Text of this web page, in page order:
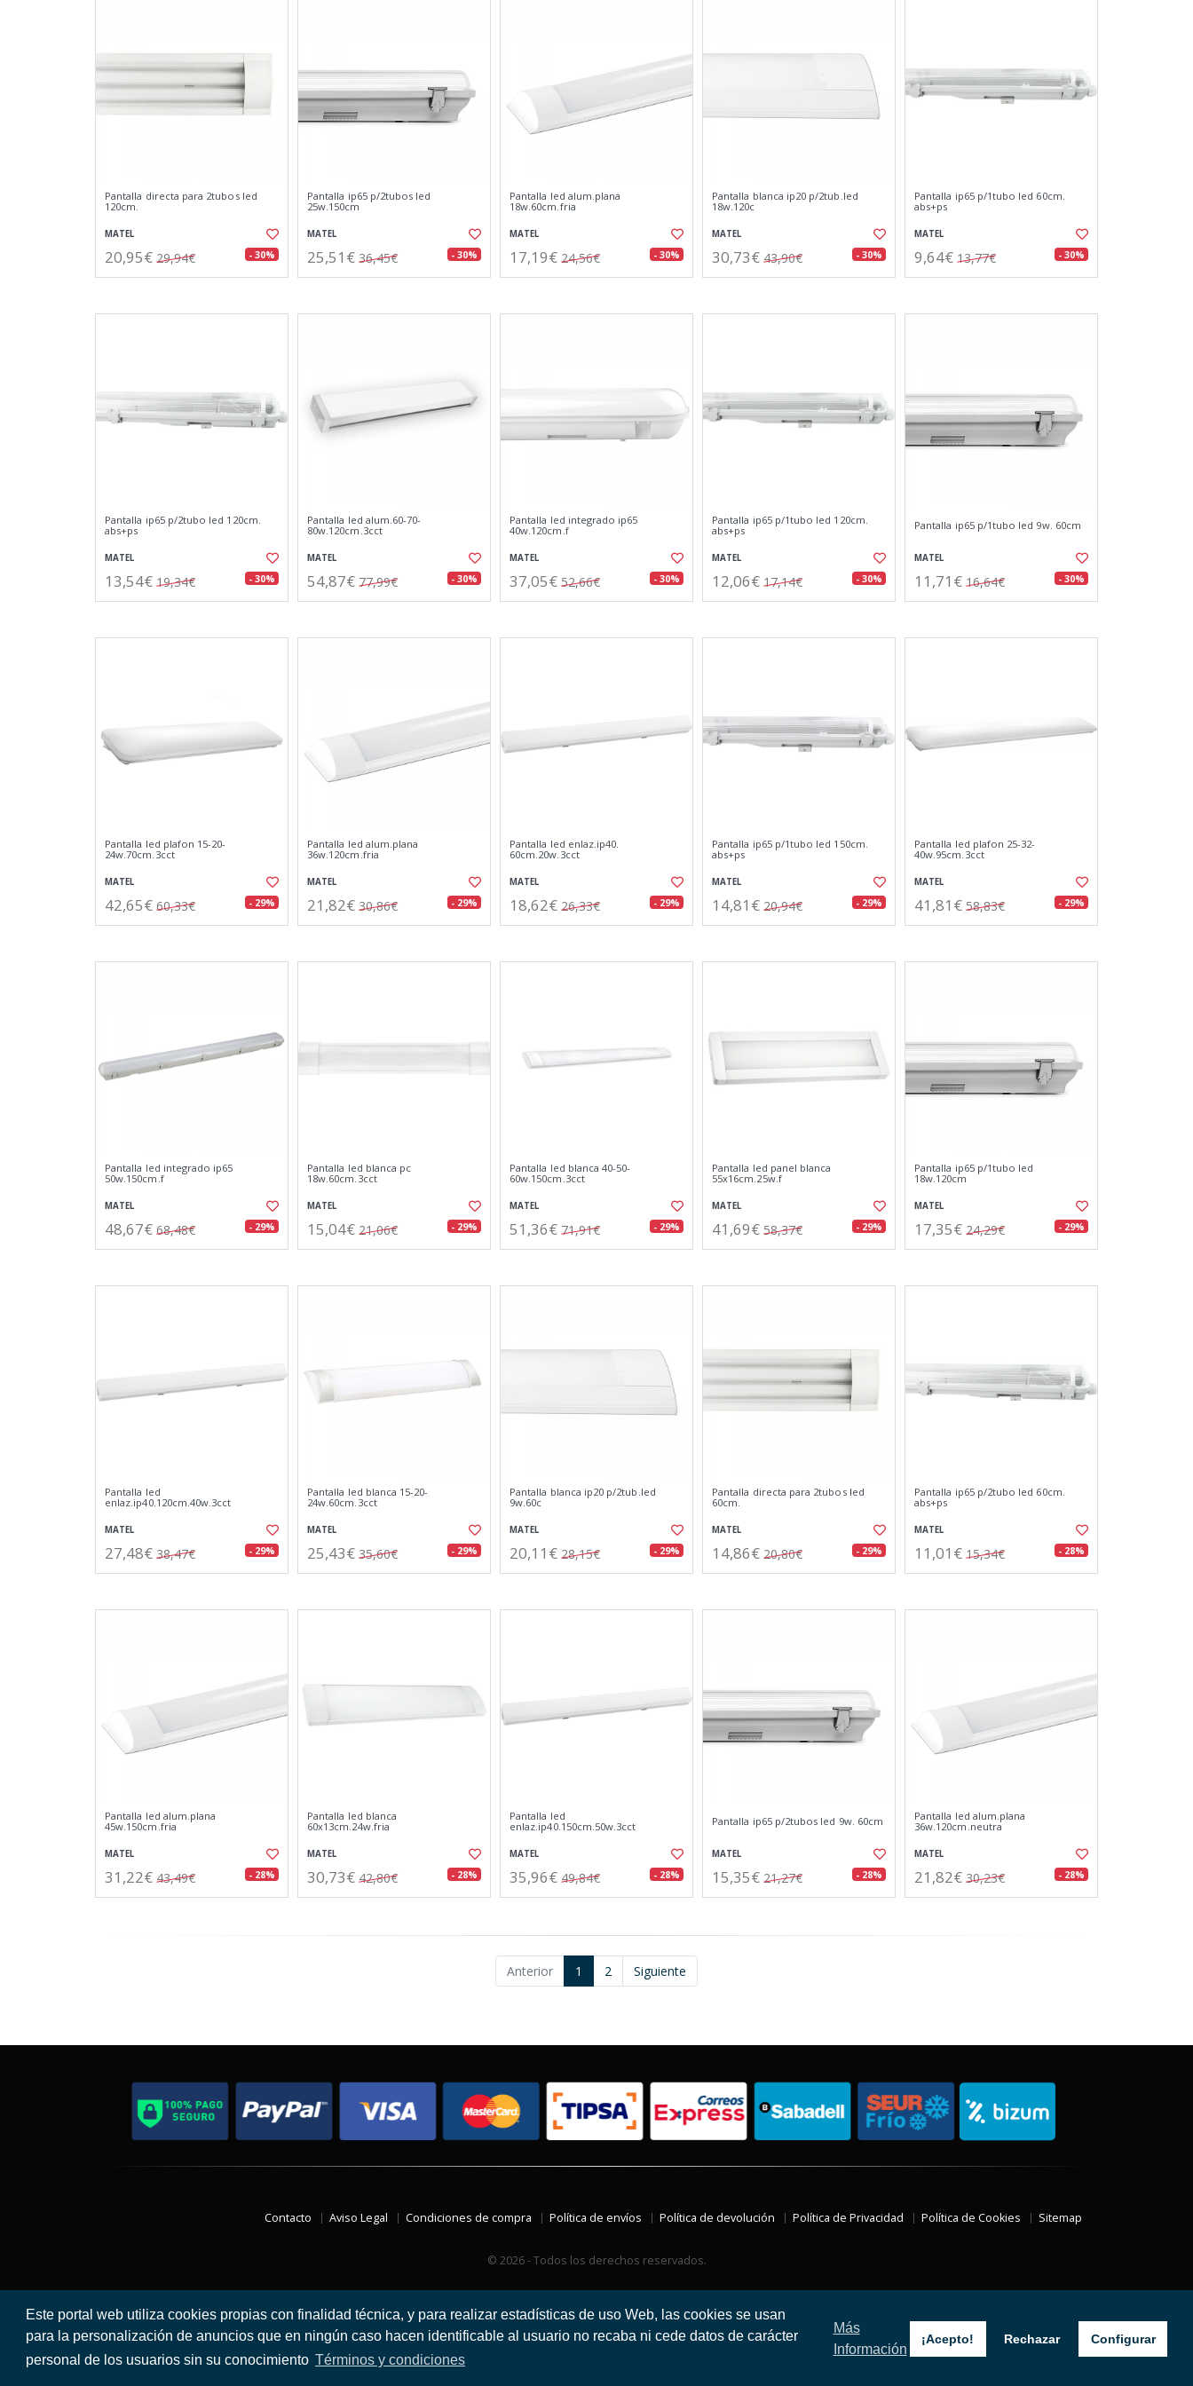
Este portal web utiliza cookies propias con finalidad técnica, y para realizar estadísticas de uso Web, las cookies se usan
para la personalización de anuncios que en ningún caso hacen identificable al usuario no recaba ni cede datos de carácter
personal de los usuarios sin su conocimiento Términos y condiciones
Más
Información
¡Acepto! Rechazar Configurar
Pantalla directa para 2tubos led
120cm.
MATEL
20,95€ 29,94€ - 30%
Pantalla ip65 p/2tubos led
25w.150cm
MATEL
25,51€ 36,45€ - 30%
Pantalla led alum.plana
18w.60cm.fria
MATEL
17,19€ 24,56€ - 30%
Pantalla blanca ip20 p/2tub.led
18w.120c
MATEL
30,73€ 43,90€ - 30%
Pantalla ip65 p/1tubo led 60cm.
abs+ps
MATEL
9,64€ 13,77€ - 30%
Pantalla ip65 p/2tubo led 120cm.
abs+ps
MATEL
13,54€ 19,34€ - 30%
Pantalla led alum.60-70-
80w.120cm.3cct
MATEL
54,87€ 77,99€ - 30%
Pantalla led integrado ip65
40w.120cm.f
MATEL
37,05€ 52,66€ - 30%
Pantalla ip65 p/1tubo led 120cm.
abs+ps
MATEL
12,06€ 17,14€ - 30%
Pantalla ip65 p/1tubo led 9w. 60cm
MATEL
11,71€ 16,64€ - 30%
Pantalla led plafon 15-20-
24w.70cm.3cct
MATEL
42,65€ 60,33€ - 29%
Pantalla led alum.plana
36w.120cm.fria
MATEL
21,82€ 30,86€ - 29%
Pantalla led enlaz.ip40.
60cm.20w.3cct
MATEL
18,62€ 26,33€ - 29%
Pantalla ip65 p/1tubo led 150cm.
abs+ps
MATEL
14,81€ 20,94€ - 29%
Pantalla led plafon 25-32-
40w.95cm.3cct
MATEL
41,81€ 58,83€ - 29%
Pantalla led integrado ip65
50w.150cm.f
MATEL
48,67€ 68,48€ - 29%
Pantalla led blanca pc
18w.60cm.3cct
MATEL
15,04€ 21,06€ - 29%
Pantalla led blanca 40-50-
60w.150cm.3cct
MATEL
51,36€ 71,91€ - 29%
Pantalla led panel blanca
55x16cm.25w.f
MATEL
41,69€ 58,37€ - 29%
Pantalla ip65 p/1tubo led
18w.120cm
MATEL
17,35€ 24,29€ - 29%
Pantalla led
enlaz.ip40.120cm.40w.3cct
MATEL
27,48€ 38,47€ - 29%
Pantalla led blanca 15-20-
24w.60cm.3cct
MATEL
25,43€ 35,60€ - 29%
Pantalla blanca ip20 p/2tub.led
9w.60c
MATEL
20,11€ 28,15€ - 29%
Pantalla directa para 2tubos led
60cm.
MATEL
14,86€ 20,80€ - 29%
Pantalla ip65 p/2tubo led 60cm.
abs+ps
MATEL
11,01€ 15,34€ - 28%
Pantalla led alum.plana
45w.150cm.fria
MATEL
31,22€ 43,49€ - 28%
Pantalla led blanca
60x13cm.24w.fria
MATEL
30,73€ 42,80€ - 28%
Pantalla led
enlaz.ip40.150cm.50w.3cct
MATEL
35,96€ 49,84€ - 28%
Pantalla ip65 p/2tubos led 9w. 60cm
MATEL
15,35€ 21,27€ - 28%
Pantalla led alum.plana
36w.120cm.neutra
MATEL
21,82€ 30,23€ - 28%
Anterior 1 2 Siguiente
Contacto Aviso Legal Condiciones de compra Política de envíos Política de devolución Política de Privacidad Política de Cookies Sitemap
© 2026 - Todos los derechos reservados.